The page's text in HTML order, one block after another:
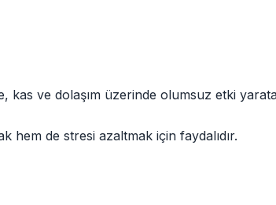
kas ve dolaşım üzerinde olumsuz etki
hem de stresi azaltmak için faydalıdır.